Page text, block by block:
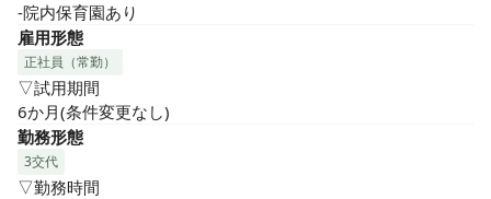
-院内保育園あり
雇用形態
正社員（常勤）
▽試用期間
6か月(条件変更なし)
勤務形態
3交代
▽勤務時間